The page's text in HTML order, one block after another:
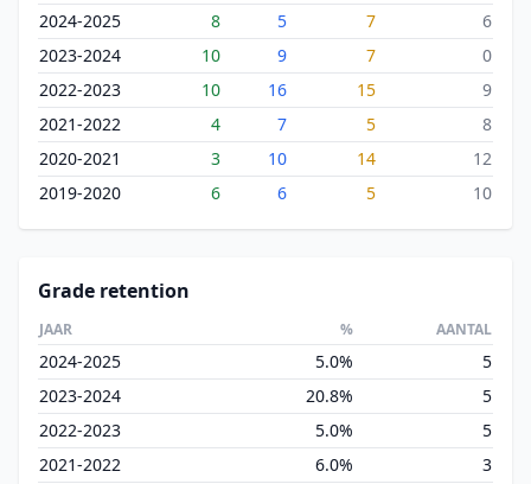
2024-2025 8 5 7
6
2023-2024
10 9 7
0
2022-2023
10 16 15
9
2021-2022
4 7 5
8
2020-2021
3 10 14
12
2019-2020
6 6 5 10
Grade retention
JAAR % AANTAL
2024-2025 5.0%
5
2023-2024
20.8%
5
2022-2023
5.0%
5
2021-2022
6.0%
3